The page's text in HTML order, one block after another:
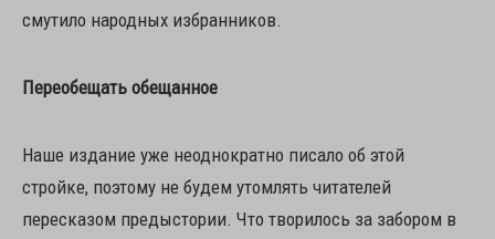
смутило народных избранников.
Переобещать обещанное
Наше издание уже неоднократно писало об этой
стройке, поэтому не будем утомлять читателей
пересказом предыстории. Что творилось за забором в